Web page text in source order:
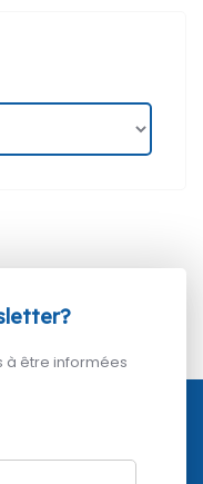
à être informées